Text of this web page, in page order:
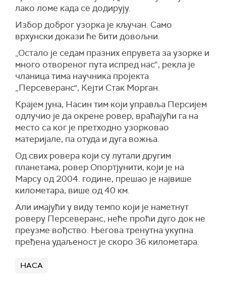
лако ломе када се додирују.
Избор доброг узорка је кључан. Само
врхунски докази ће бити довољни.
„Остало је седам празних епрувета за узорке и
много отвореног пута испред нас“, рекла је
чланица тима научника пројекта
„Персеверанс", Кејти Стак Морган.
Крајем јуна, Насин тим који управља Персијем
одлучио је да окрене ровер, враћајући га на
место са ког је претходно узорковао
материјале, па отуда и дуга вожња.
Од свих ровера који су лутали другим
планетама, ровер Опортјунити, који је на
Марсу од 2004. године, прешао је највише
километара, више од 40 км.
Али имајући у виду темпо који је наметнут
роверу Персеверанс, неће проћи дуго док не
преузме вођство. Његова тренутна укупна
пређена удаљеност је скоро 36 километара.
НАСА